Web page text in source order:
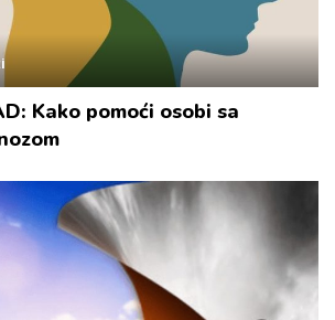
Kako pomoći osobi sa